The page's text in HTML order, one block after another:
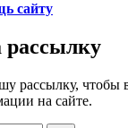
сайту
рассылку
рассылку, чтобы
на сайте.